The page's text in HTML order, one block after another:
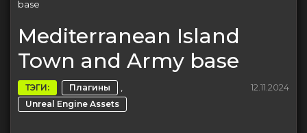
base
Mediterranean Island
Town and Army base
ТЭГИ: Плагины ,
Unreal Engine Assets
12.11.2024